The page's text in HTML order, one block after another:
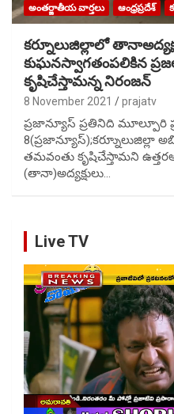
అంతర్జాతీయ వార్తలు ఆంధ్రప్రదేశ్
కర్నూలుజిల్లాలో
కుఘనస్వాగతంపలికిన
కృషిచేస్తామన్న నిరంజన్
8 November 2021 prajatv
ప్రజాన్యూస్ ప్రతినిది మూల్పూరి
తమవంతు కృషిచేస్తామని
(తానా)అద్యక్షులు…
Live TV